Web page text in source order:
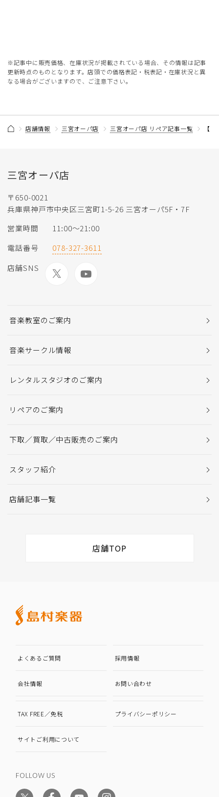
※記事中に販売価格、在庫状況が掲載されている場合、その情報は記事
更新時点のものとなります。店頭での価格表記・税表記・在庫状況と異
なる場合がございますので、ご注意下さい。
店舗情報 三宮オーパ店 三宮オーパ店 リペア記事一覧 【
三宮オーパ店
〒650-0021
兵庫県神戸市中央区三宮町1-5-26 三宮オーパ5F・7F
営業時間
11:00〜21:00
電話番号
078-327-3611
店舗SNS
音楽教室のご案内
音楽サークル情報
レンタルスタジオのご案内
リペアのご案内
下取／買取／中古販売のご案内
スタッフ紹介
店舗記事一覧
店舗TOP
よくあるご質問 採用情報
会社情報 お問い合わせ
TAX FREE／免税 プライバシーポリシー
サイトご利用について
FOLLOW US